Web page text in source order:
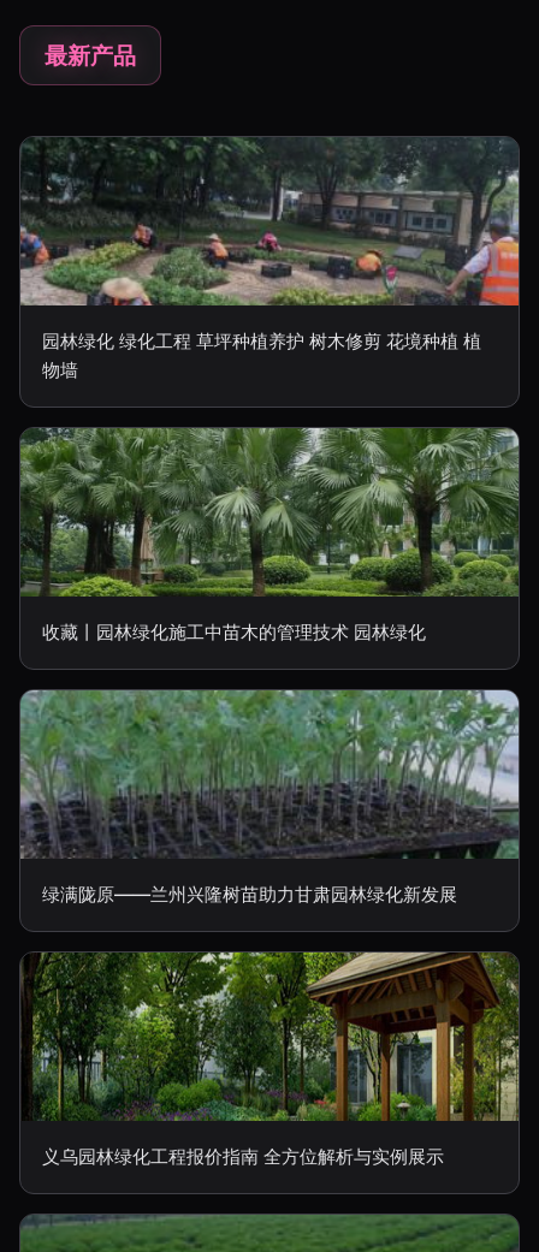
最新产品
园林绿化 绿化工程 草坪种植养护 树木修剪 花境种植 植
物墙
收藏丨园林绿化施工中苗木的管理技术 园林绿化
绿满陇原——兰州兴隆树苗助力甘肃园林绿化新发展
义乌园林绿化工程报价指南 全方位解析与实例展示